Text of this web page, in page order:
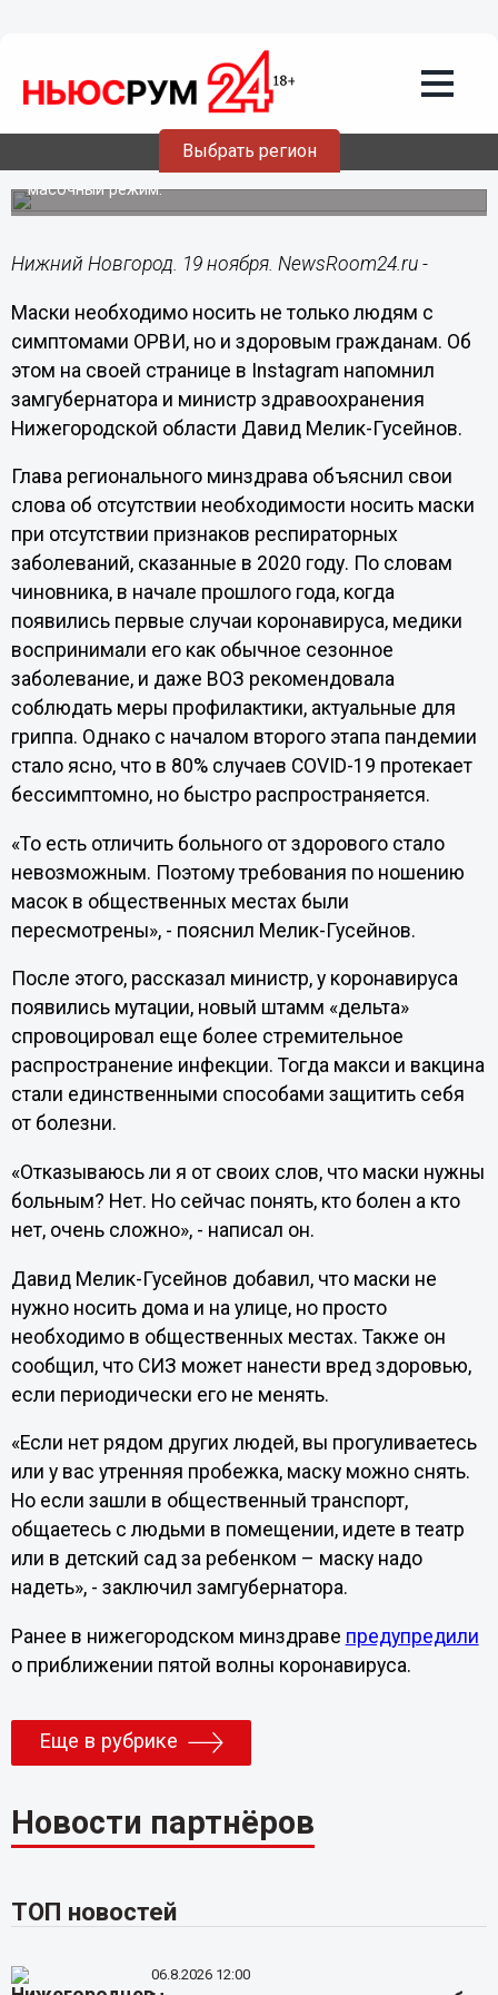
Выбрать регион
19.11.202111:22
Мелик-Гусейнов объяснил требование
о ношении масок без симптомов ОРВИ
Министр назвал места, где можно не соблюдать
масочный режим.
Нижний Новгород. 19 ноября. NewsRoom24.ru -
Маски необходимо носить не только людям с
симптомами ОРВИ, но и здоровым гражданам. Об
этом на своей странице в Instagram напомнил
замгубернатора и министр здравоохранения
Нижегородской области Давид Мелик-Гусейнов.
Глава регионального минздрава объяснил свои
слова об отсутствии необходимости носить маски
при отсутствии признаков респираторных
заболеваний, сказанные в 2020 году. По словам
чиновника, в начале прошлого года, когда
появились первые случаи коронавируса, медики
воспринимали его как обычное сезонное
заболевание, и даже ВОЗ рекомендовала
соблюдать меры профилактики, актуальные для
гриппа. Однако с началом второго этапа пандемии
стало ясно, что в 80% случаев COVID-19 протекает
бессимптомно, но быстро распространяется.
«То есть отличить больного от здорового стало
невозможным. Поэтому требования по ношению
масок в общественных местах были
пересмотрены», - пояснил Мелик-Гусейнов.
После этого, рассказал министр, у коронавируса
появились мутации, новый штамм «дельта»
спровоцировал еще более стремительное
распространение инфекции. Тогда макси и вакцина
стали единственными способами защитить себя
от болезни.
«Отказываюсь ли я от своих слов, что маски нужны
больным? Нет. Но сейчас понять, кто болен а кто
нет, очень сложно», - написал он.
Давид Мелик-Гусейнов добавил, что маски не
нужно носить дома и на улице, но просто
необходимо в общественных местах. Также он
сообщил, что СИЗ может нанести вред здоровью,
если периодически его не менять.
«Если нет рядом других людей, вы прогуливаетесь
или у вас утренняя пробежка, маску можно снять.
Но если зашли в общественный транспорт,
общаетесь с людьми в помещении, идете в театр
или в детский сад за ребенком – маску надо
надеть», - заключил замгубернатора.
Ранее в нижегородском минздраве предупредили
о приближении пятой волны коронавируса.
Еще в рубрике
Новости партнёров
ТОП новостей
06.8.2026 12:00